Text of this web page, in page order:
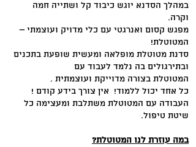
במהלך הסדנא יוגש כיבוד קל ושתייה חמה
וקרה.
מפגש קסום ואנרגטי עם כלי מדויק ועוצמתי –
המטוטלת!
סדנת מטוטלת מופלאה ומעשית שופעת בתכנים
ובתירגולים בה נלמד לעבוד עם
המטוטלת בצורה מדוייקת ועוצמתית .
כל אחד יכול ללמוד! אין צורך בידע קודם !
העבודה עם המטוטלת משתלבת ומעצימה כל
שיטת טיפול.
במה עוזרת לנו המטוטלת?